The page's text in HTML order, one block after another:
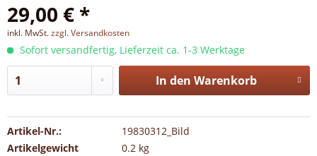
29,00 € *
inkl. MwSt.zzgl. Versandkosten
Sofort versandfertig, Lieferzeit ca. 1-3 Werktage
In den Warenkorb
Artikel-Nr.:
19830312_Bild
Artikelgewicht
0.2 kg